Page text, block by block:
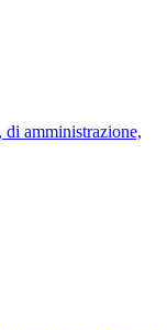
amministrazione,